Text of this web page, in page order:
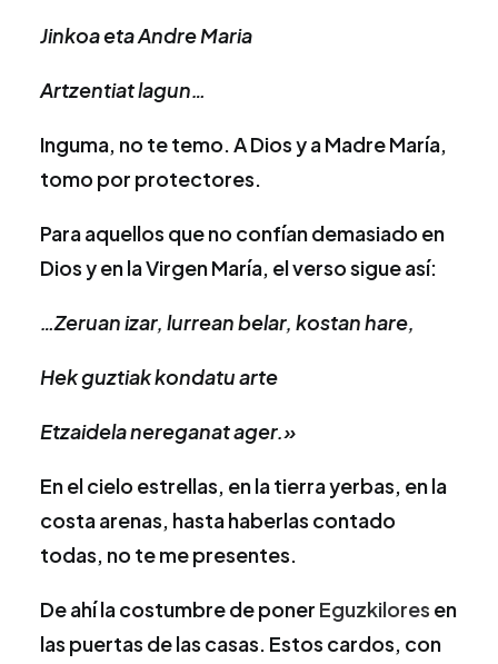
Jinkoa eta Andre Maria
Artzentiat lagun…
Inguma, no te temo. A Dios y a Madre María,
tomo por protectores.
Para aquellos que no confían demasiado en
Dios y en la Virgen María, el verso sigue así:
…Zeruan izar, lurrean belar, kostan hare,
Hek guztiak kondatu arte
Etzaidela nereganat ager.»
En el cielo estrellas, en la tierra yerbas, en la
costa arenas, hasta haberlas contado
todas, no te me presentes.
De ahí la costumbre de poner Eguzkilores en
las puertas de las casas. Estos cardos, con